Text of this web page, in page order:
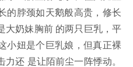
的脖颈如天鹅般高贵，修长
大奶妹胸前 的两只巨乳，平
小妞是个巨乳娘，但真正裸
还 是让陌前尘一阵悸动。